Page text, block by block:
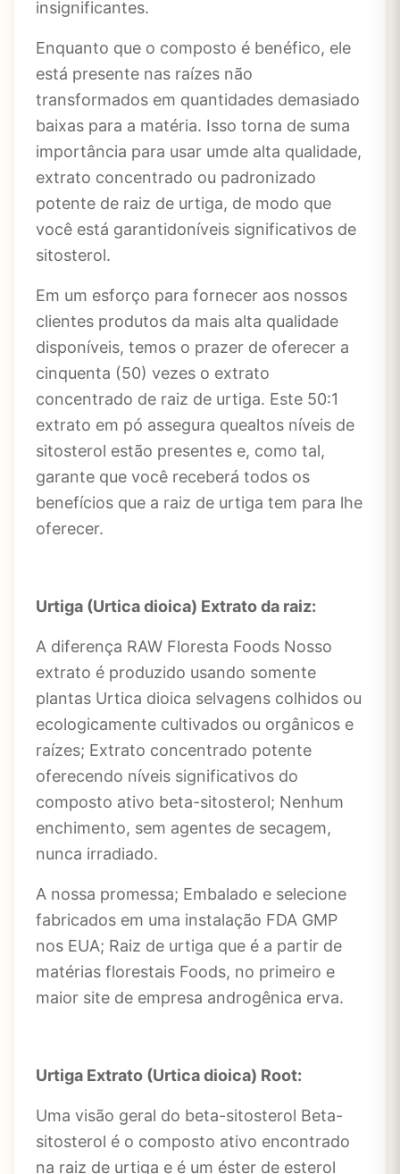
insignificantes.
Enquanto que o composto é benéfico, ele
está presente nas raízes não
transformados em quantidades demasiado
baixas para a matéria. Isso torna de suma
importância para usar umde alta qualidade,
extrato concentrado ou padronizado
potente de raiz de urtiga, de modo que
você está garantidoníveis significativos de
sitosterol.
Em um esforço para fornecer aos nossos
clientes produtos da mais alta qualidade
disponíveis, temos o prazer de oferecer a
cinquenta (50) vezes o extrato
concentrado de raiz de urtiga. Este 50:1
extrato em pó assegura quealtos níveis de
sitosterol estão presentes e, como tal,
garante que você receberá todos os
benefícios que a raiz de urtiga tem para lhe
oferecer.
Urtiga (Urtica dioica) Extrato da raiz:
A diferença RAW Floresta Foods Nosso
extrato é produzido usando somente
plantas Urtica dioica selvagens colhidos ou
ecologicamente cultivados ou orgânicos e
raízes; Extrato concentrado potente
oferecendo níveis significativos do
composto ativo beta-sitosterol; Nenhum
enchimento, sem agentes de secagem,
nunca irradiado.
A nossa promessa; Embalado e selecione
fabricados em uma instalação FDA GMP
nos EUA; Raiz de urtiga que é a partir de
matérias florestais Foods, no primeiro e
maior site de empresa androgênica erva.
Urtiga Extrato (Urtica dioica) Root:
Uma visão geral do beta-sitosterol Beta-
sitosterol é o composto ativo encontrado
na raiz de urtiga e é um éster de esterol